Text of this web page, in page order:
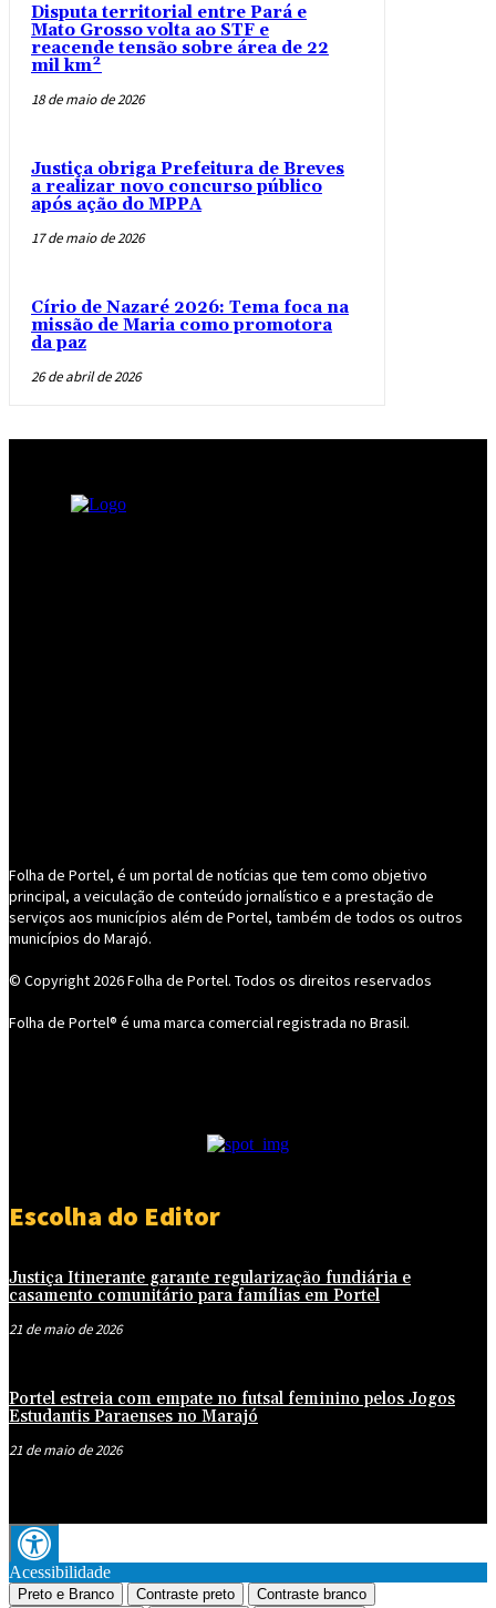
Disputa territorial entre Pará e
Mato Grosso volta ao STF e
reacende tensão sobre área de 22
mil km²
18 de maio de 2026
Justiça obriga Prefeitura de Breves
a realizar novo concurso público
após ação do MPPA
17 de maio de 2026
Círio de Nazaré 2026: Tema foca na
missão de Maria como promotora
da paz
26 de abril de 2026
Folha de Portel, é um portal de notícias que tem como objetivo
principal, a veiculação de conteúdo jornalístico e a prestação de
serviços aos municípios além de Portel, também de todos os outros
municípios do Marajó.
© Copyright 2026Folha de Portel. Todos os direitos reservados
Folha de Portel® é uma marca comercial registrada no Brasil.
Escolha do Editor
Justiça Itinerante garante regularização fundiária e
casamento comunitário para famílias em Portel
21 de maio de 2026
Portel estreia com empate no futsal feminino pelos Jogos
Estudantis Paraenses no Marajó
21 de maio de 2026
Acessibilidade
Preto e Branco Contraste preto Contraste branco